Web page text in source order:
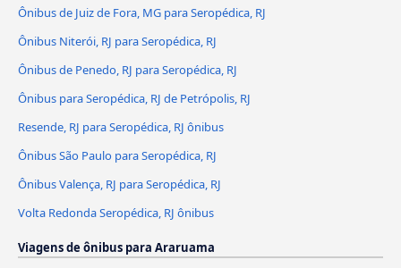
Ônibus de Juiz de Fora, MG para Seropédica, RJ
Ônibus Niterói, RJ para Seropédica, RJ
Ônibus de Penedo, RJ para Seropédica, RJ
Ônibus para Seropédica, RJ de Petrópolis, RJ
Resende, RJ para Seropédica, RJ ônibus
Ônibus São Paulo para Seropédica, RJ
Ônibus Valença, RJ para Seropédica, RJ
Volta Redonda Seropédica, RJ ônibus
Viagens de ônibus para Araruama